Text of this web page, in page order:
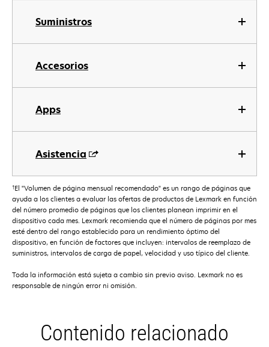
Suministros
Accesorios
Apps
Asistencia
†El "Volumen de página mensual recomendado" es un rango de páginas que
ayuda a los clientes a evaluar las ofertas de productos de Lexmark en función
del número promedio de páginas que los clientes planean imprimir en el
dispositivo cada mes. Lexmark recomienda que el número de páginas por mes
esté dentro del rango establecido para un rendimiento óptimo del
dispositivo, en función de factores que incluyen: intervalos de reemplazo de
suministros, intervalos de carga de papel, velocidad y uso típico del cliente.
Toda la información está sujeta a cambio sin previo aviso. Lexmark no es
responsable de ningún error ni omisión.
Contenido relacionado